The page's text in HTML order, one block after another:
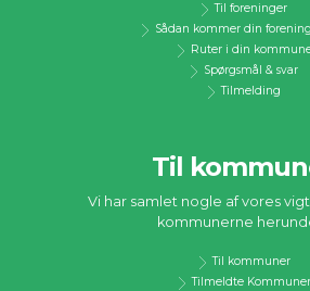
Til foreninger
Sådan kommer din
Ruter i din
Spørgsmål & svar
Tilmelding
Til
Vi har samlet nogle af vores
kommunerne
Til kommuner
Tilmeldte Kommuner